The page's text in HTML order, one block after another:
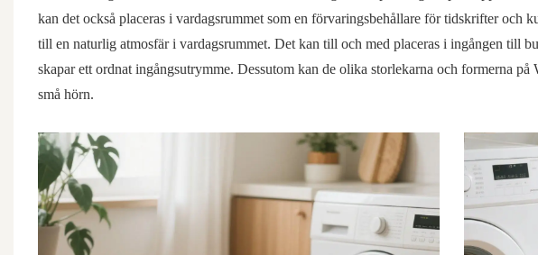
kan det också placeras i vardagsrummet som en förvaringsbehållare för tidskrifter och
till en naturlig atmosfär i vardagsrummet. Det kan till och med placeras i ingången till
skapar ett ordnat ingångsutrymme. Dessutom kan de olika storlekarna och formerna
små hörn.